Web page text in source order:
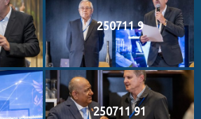
250711 9
250711 91